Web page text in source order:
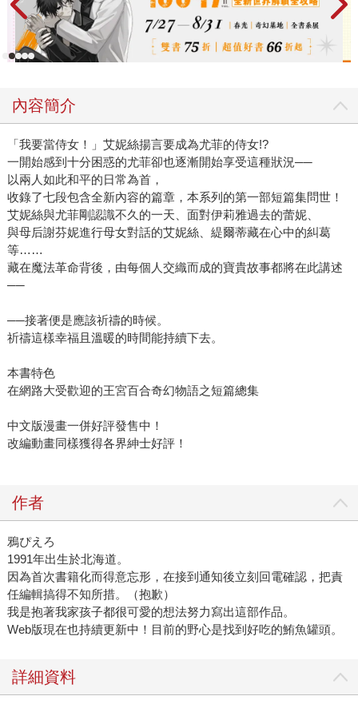
內容簡介
「我要當侍女！」艾妮絲揚言要成為尤菲的侍女!?
一開始感到十分困惑的尤菲卻也逐漸開始享受這種狀況──
以兩人如此和平的日常為首，
收錄了七段包含全新內容的篇章，本系列的第一部短篇集問世！
艾妮絲與尤菲剛認識不久的一天、面對伊莉雅過去的蕾妮、
與母后謝芬妮進行母女對話的艾妮絲、緹爾蒂藏在心中的糾葛
等……
藏在魔法革命背後，由每個人交織而成的寶貴故事都將在此講述
──
──接著便是應該祈禱的時候。
祈禱這樣幸福且溫暖的時間能持續下去。
本書特色
在網路大受歡迎的王宮百合奇幻物語之短篇總集
中文版漫畫一併好評發售中！
改編動畫同樣獲得各界紳士好評！
作者
鴉ぴえろ
1991年出生於北海道。
因為首次書籍化而得意忘形，在接到通知後立刻回電確認，把責
任編輯搞得不知所措。（抱歉）
我是抱著我家孩子都很可愛的想法努力寫出這部作品。
Web版現在也持續更新中！目前的野心是找到好吃的鮪魚罐頭。
詳細資料